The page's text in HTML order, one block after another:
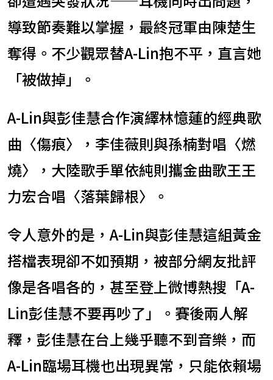
導致節奏難以掌握，最終冠軍由陳楚生
奪得。不少觀眾替A-Lin抱不平，直言她
「被做掉」。
A-Lin與彭佳慧合作演繹林憶蓮的經典歌
曲〈傷痕〉，李佳薇則與孫楠對唱〈燃
燒〉，大陸歌手單依純則攜金曲歌王王
力宏合唱〈落葉歸根〉。
令人意外的是，A-Lin與彭佳慧這組黃金
搭檔表現卻不如預期，被部分網友批評
像是各唱各的，甚至登上微博熱搜「A-
Lin彭佳慧不要再吵了」。賽後兩人解
釋，彭佳慧在台上幾乎聽不到音樂，而
A-Lin臨場耳機也出現異常，只能依賴場